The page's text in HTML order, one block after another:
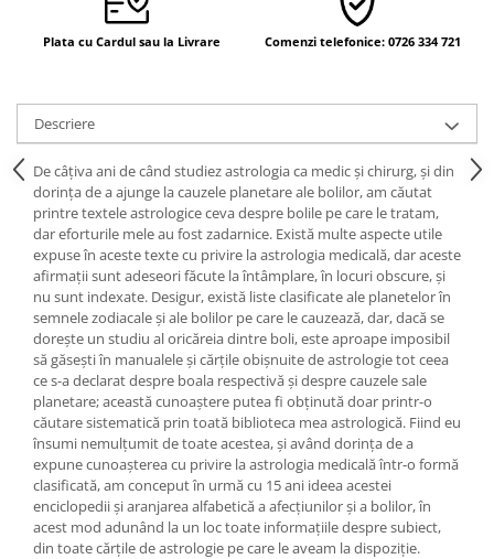
Inspiraţie divină
Viaţa de după moarte
Cristale
Supă de pui pentru suflet
Yoga
Oracol
Spiritualitate şi ştiinţă
Fără categorie
Cunoaștere
Plata cu Cardul sau la Livrare Comenzi telefonice: 0726 334 721
Descriere
De câţiva ani de când studiez astrologia ca medic şi chirurg, şi din
dorinţa de a ajunge la cauzele planetare ale bolilor, am căutat
printre textele astrologice ceva despre bolile pe care le tratam,
dar eforturile mele au fost zadarnice. Există multe aspecte utile
expuse în aceste texte cu privire la astrologia medicală, dar aceste
afirmaţii sunt adeseori făcute la întâmplare, în locuri obscure, şi
nu sunt indexate. Desigur, există liste clasificate ale planetelor în
semnele zodiacale şi ale bolilor pe care le cauzează, dar, dacă se
doreşte un studiu al oricăreia dintre boli, este aproape imposibil
să găseşti în manualele şi cărţile obişnuite de astrologie tot ceea
ce s-a declarat despre boala respectivă şi despre cauzele sale
planetare; această cunoaştere putea fi obţinută doar printr-o
căutare sistematică prin toată biblioteca mea astrologică. Fiind eu
însumi nemulţumit de toate acestea, şi având dorinţa de a
expune cunoaşterea cu privire la astrologia medicală într-o formă
clasificată, am conceput în urmă cu 15 ani ideea acestei
enciclopedii şi aranjarea alfabetică a afecţiunilor şi a bolilor, în
acest mod adunând la un loc toate informaţiile despre subiect,
din toate cărţile de astrologie pe care le aveam la dispoziţie.